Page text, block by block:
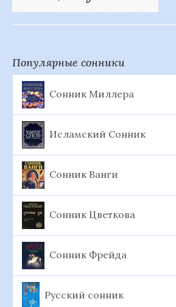
Популярные сонники
Сонник Миллера
Исламский Сонник
Сонник Ванги
Сонник Цветкова
Сонник Фрейда
Русский сонник